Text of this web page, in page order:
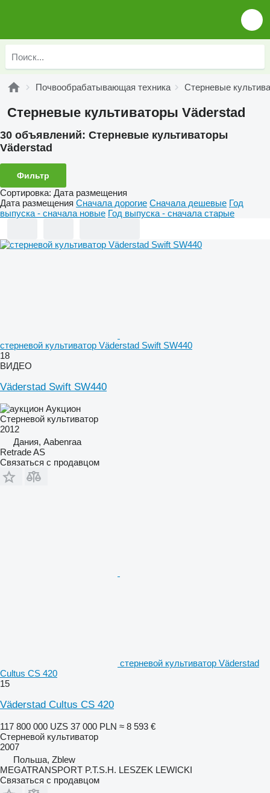
Почвообрабатывающая техника Стерневые
Стерневые культиваторы Väderstad
30 объявлений: Стерневые культиваторы
Väderstad
Фильтр
Сортировка: Дата размещения
Дата размещения Сначала дорогие Сначала дешевые Год
выпуска - сначала новые Год выпуска - сначала старые
стерневой культиватор Väderstad Swift SW440
18
ВИДЕО
Väderstad Swift SW440
Аукцион
Стерневой культиватор
2012
Дания, Aabenraa
Retrade AS
Связаться с продавцом
стерневой культиватор Väderstad
Cultus CS 420
15
Väderstad Cultus CS 420
117 800 000 UZS 37 000 PLN ≈ 8 593 €
Стерневой культиватор
2007
Польша, Zblew
MEGATRANSPORT P.T.S.H. LESZEK LEWICKI
Связаться с продавцом